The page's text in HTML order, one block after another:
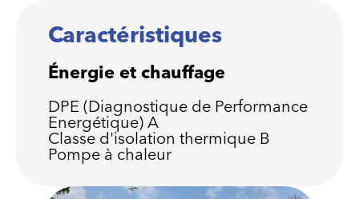
Caractéristiques
Énergie et chauffage
DPE (Diagnostique de Performance
Energétique) A
Classe d'isolation thermique B
Pompe à chaleur